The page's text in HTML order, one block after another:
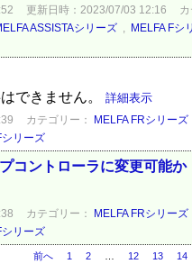
更新日時：2023/07/03 12:16
ASSISTAシリーズ, MELFA Fシ
できません。 詳細表示
カテゴリー： MELFA FRシリーズ
シリーズ
コントローラに変更可能か
カテゴリー： MELFA FRシリーズ
シリーズ
前へ 1 2 12 13 14